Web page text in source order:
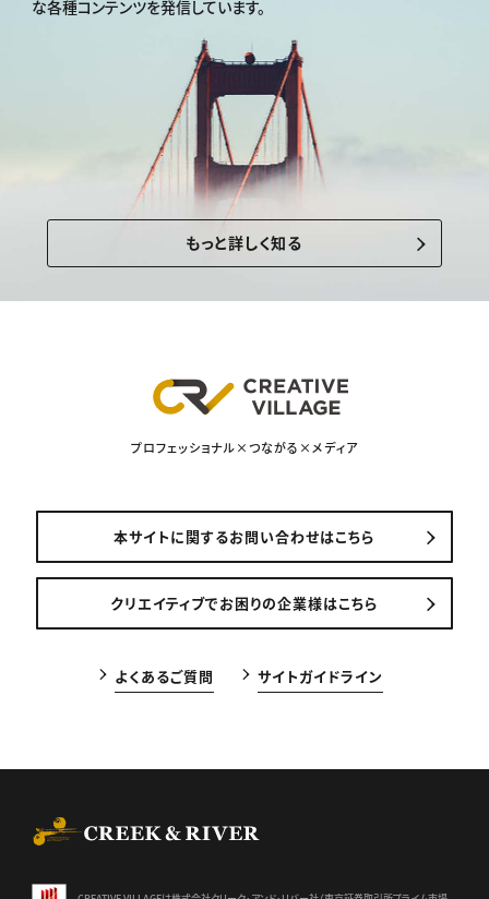
な各種コンテンツを発信しています。
もっと詳しく知る
プロフェッショナル×つながる×メディア
本サイトに関するお問い合わせはこちら
クリエイティブでお困りの企業様はこちら
よくあるご質問 サイトガイドライン